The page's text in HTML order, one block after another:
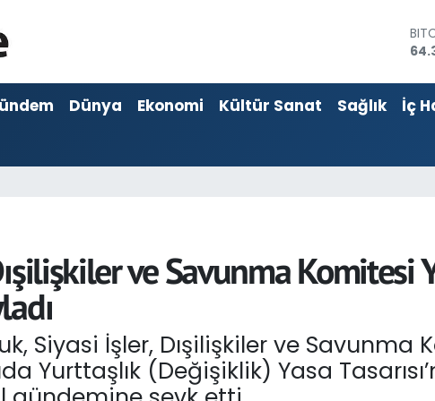
Dünya Ekonomi Kültür Sanat Sağlık İç
ve Savunma Komitesi
Siyasi İşler, Dışilişkiler ve Savunma
Yurttaşlık (Değişiklik) Yasa